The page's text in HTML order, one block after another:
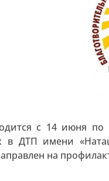
с 14 июня
в ДТП имени
на